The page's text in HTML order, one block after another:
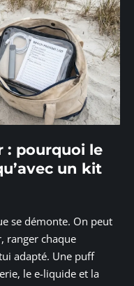
: pourquoi le
un kit
se démonte. On peut
ranger chaque
adapté. Une puff
le e-liquide et la